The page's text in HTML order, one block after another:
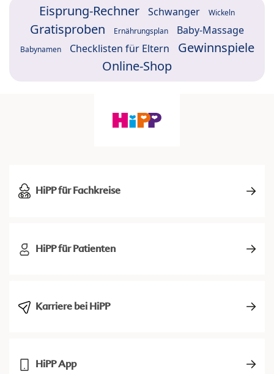
Eisprung-Rechner Schwanger Wickeln
Gratisproben Ernährungsplan Baby-Massage
Babynamen Checklisten für Eltern
Gewinnspiele
Online-Shop
HiPP für Fachkreise
HiPP für Patienten
Karriere bei HiPP
HiPP App